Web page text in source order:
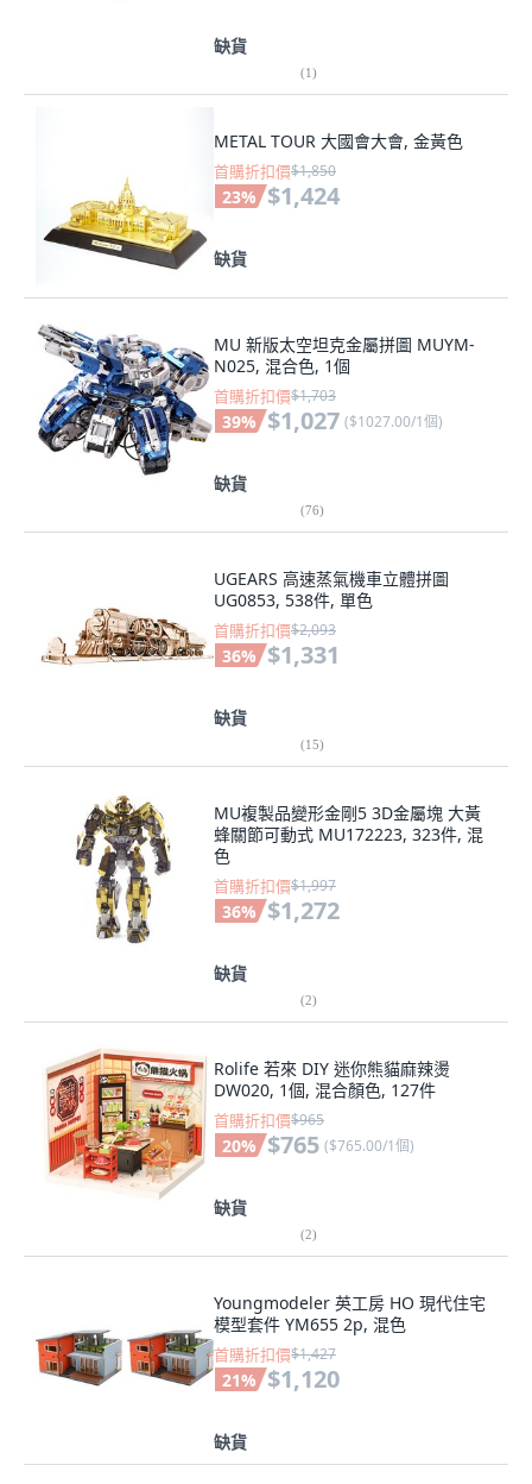
缺貨
(1)
METAL TOUR 大國會大會, 金黃色
首購折扣價$1,850
23% $1,424
缺貨
MU 新版太空坦克金屬拼圖 MUYM-
N025, 混合色, 1個
首購折扣價$1,703
39% $1,027 ($1027.00/1個)
缺貨
(76)
UGEARS 高速蒸氣機車立體拼圖
UG0853, 538件, 單色
首購折扣價$2,093
36% $1,331
缺貨
(15)
MU複製品變形金剛5 3D金屬塊 大黃
蜂關節可動式 MU172223, 323件, 混
色
首購折扣價$1,997
36% $1,272
缺貨
(2)
Rolife 若來 DIY 迷你熊貓麻辣燙
DW020, 1個, 混合顏色, 127件
首購折扣價$965
20% $765 ($765.00/1個)
缺貨
(2)
Youngmodeler 英工房 HO 現代住宅
模型套件 YM655 2p, 混色
首購折扣價$1,427
21% $1,120
缺貨